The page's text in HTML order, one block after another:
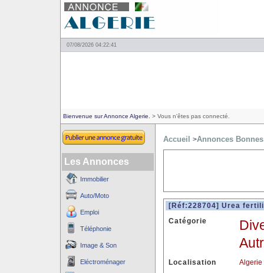
07/08/2026 04:22:41
Bienvenue sur Annonce Algerie. > Vous n'êtes pas connecté.
Les Annonces
Immobilier
Auto/Moto
Emploi
Téléphonie
Image & Son
Eléctroménager
Accueil >Annonces
[Réf:228704] Urea
Catégorie
Localisation Algerie